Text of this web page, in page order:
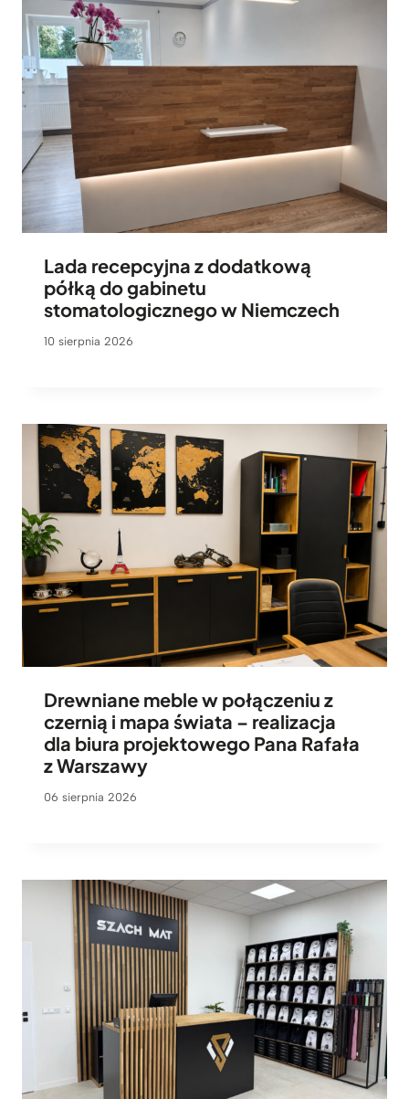
Lada recepcyjna z dodatkową
półką do gabinetu
stomatologicznego w Niemczech
10 sierpnia 2026
Drewniane meble w połączeniu z
czernią i mapa świata – realizacja
dla biura projektowego Pana Rafała
z Warszawy
06 sierpnia 2026